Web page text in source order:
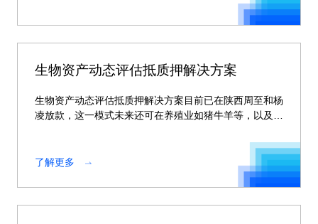
生物资产动态评估抵质押解决方案
生物资产动态评估抵质押解决方案目前已在陕西周至和杨
凌放款，这一模式未来还可在养殖业如猪牛羊等，以及种
了解更多